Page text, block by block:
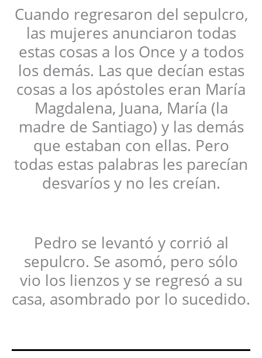
Cuando regresaron del sepulcro,
las mujeres anunciaron todas
estas cosas a los Once y a todos
los demás. Las que decían estas
cosas a los apóstoles eran María
Magdalena, Juana, María (la
madre de Santiago) y las demás
que estaban con ellas. Pero
todas estas palabras les parecían
desvaríos y no les creían.
Pedro se levantó y corrió al
sepulcro. Se asomó, pero sólo
vio los lienzos y se regresó a su
casa, asombrado por lo sucedido.